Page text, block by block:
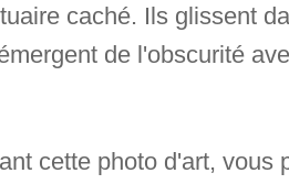
caché. Ils glissent
de l'obscurité
cette photo d'art, vous